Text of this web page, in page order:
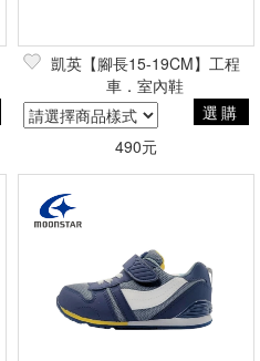
凱英【腳長15-19CM】工程
車．室內鞋
選購
490元